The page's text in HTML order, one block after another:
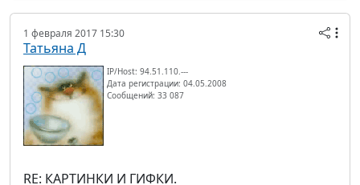
1 февраля 2017 15:30
Татьяна Д
IP/Host: 94.51.110.---
Дата регистрации: 04.05.2008
Сообщений: 33 087
RE: КАРТИНКИ И ГИФКИ.